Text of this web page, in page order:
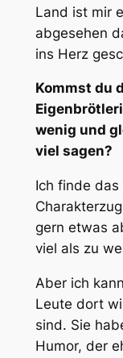
Land ist mir
abgesehen
ins Herz
Kommst du
wenig und
viel sagen?
Ich finde das
gern etwas
viel als zu
Aber ich
Leute dort
sind. Sie
Humor, der